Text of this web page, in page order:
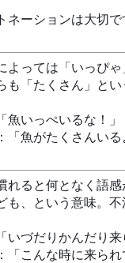
ネーションは大切で
よっては「いっぴゃ
も「たくさん」とい
魚いっぺいるな！」
「魚がたくさんいる
れると何となく語
も、という意味。不
いづだりかんだり来
「こんな時に来ら